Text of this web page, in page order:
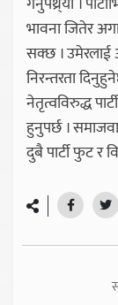
भावना जितेर
सक्छ । उमेरलाई
निरन्तरता
नेतृत्वविरुद्ध
हुनुपर्छ ।
दुबै पार्टी फुट र